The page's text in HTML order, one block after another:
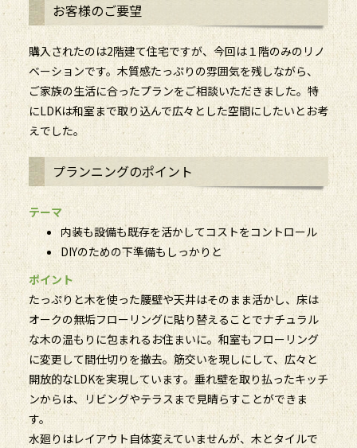
お客様のご要望
購入されたのは2階建て住宅ですが、今回は１階のみのリノ
ベーションです。木質感たっぷりの雰囲気を残しながら、
ご家族の生活に合ったプランをご相談いただきました。特
にLDKは和室まで取り込んで広々とした空間にしたいとお考
えでした。
プランニングのポイント
テーマ
内装も設備も既存を活かしてコストをコントロール
DIYのための下準備もしっかりと
ポイント
たっぷりと木を使った腰壁や天井はそのまま活かし、床は
オークの無垢フローリングに貼り替えることでナチュラル
な木の温もりに包まれるお住まいに。和室もフローリング
に変更して間仕切りを撤去。筋交いを現しにして、広々と
開放的なLDKを実現しています。垂れ壁を取り払ったキッチ
ンからは、リビングやテラスまで見晴らすことができま
す。
水廻りはレイアウト自体変えていませんが、木とタイルで